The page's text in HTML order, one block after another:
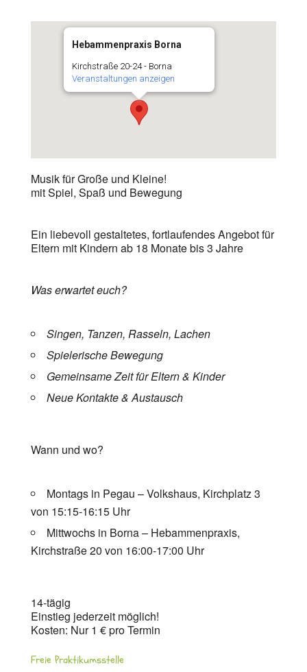
Hebammenpraxis Borna
Kirchstraße 20-24 - Borna
Veranstaltungen anzeigen
Musik für Große und Kleine!
mit Spiel, Spaß und Bewegung
Ein liebevoll gestaltetes, fortlaufendes Angebot für
Eltern mit Kindern ab 18 Monate bis 3 Jahre
Was erwartet euch?
Singen, Tanzen, Rasseln, Lachen
Spielerische Bewegung
Gemeinsame Zeit für Eltern & Kinder
Neue Kontakte & Austausch
Wann und wo?
Montags in Pegau – Volkshaus, Kirchplatz 3
von 15:15-16:15 Uhr
Mittwochs in Borna – Hebammenpraxis,
Kirchstraße 20 von 16:00-17:00 Uhr
14-tägig
Einstieg jederzeit möglich!
Kosten: Nur 1 € pro Termin
Freie Praktikumsstelle